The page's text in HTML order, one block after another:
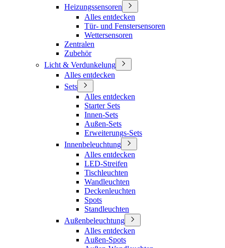
Heizungssensoren
Alles entdecken
Tür- und Fenstersensoren
Wettersensoren
Zentralen
Zubehör
Licht & Verdunkelung
Alles entdecken
Sets
Alles entdecken
Starter Sets
Innen-Sets
Außen-Sets
Erweiterungs-Sets
Innenbeleuchtung
Alles entdecken
LED-Streifen
Tischleuchten
Wandleuchten
Deckenleuchten
Spots
Standleuchten
Außenbeleuchtung
Alles entdecken
Außen-Spots